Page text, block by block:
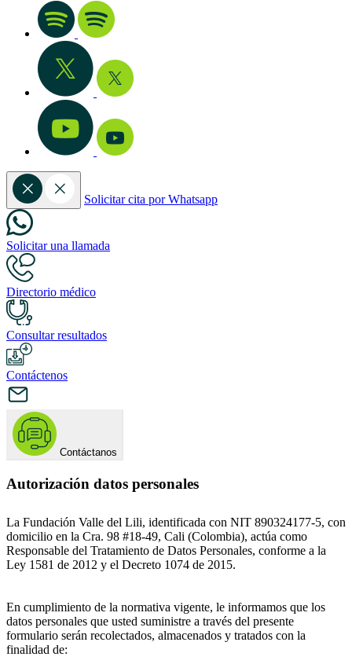
Solicitar cita por Whatsapp
Solicitar una llamada
Directorio médico
Consultar resultados
Contáctenos
Contáctanos
Autorización datos personales
La Fundación Valle del Lili, identificada con NIT 890324177-5, con
domicilio en la Cra. 98 #18-49, Cali (Colombia), actúa como
Responsable del Tratamiento de Datos Personales, conforme a la
Ley 1581 de 2012 y el Decreto 1074 de 2015.
En cumplimiento de la normativa vigente, le informamos que los
datos personales que usted suministre a través del presente
formulario serán recolectados, almacenados y tratados con la
finalidad de: